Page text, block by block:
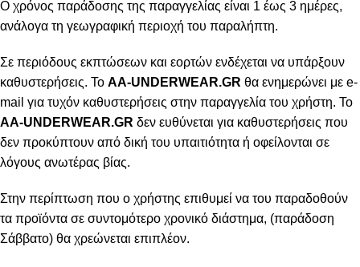
Ο χρόνος παράδοσης της παραγγελίας είναι 1 έως 3 ημέρες,
ανάλογα τη γεωγραφική περιοχή του παραλήπτη.
Σε περιόδους εκπτώσεων και εορτών ενδέχεται να υπάρξουν
καθυστερήσεις. Το AA-UNDERWEAR.GR θα ενημερώνει με e-
mail για τυχόν καθυστερήσεις στην παραγγελία του χρήστη. Το
AA-UNDERWEAR.GR δεν ευθύνεται για καθυστερήσεις που
δεν προκύπτουν από δική του υπαιτιότητα ή οφείλονται σε
λόγους ανωτέρας βίας.
Στην περίπτωση που ο χρήστης επιθυμεί να του παραδοθούν
τα προϊόντα σε συντομότερο χρονικό διάστημα, (παράδοση
Σάββατο) θα χρεώνεται επιπλέον.